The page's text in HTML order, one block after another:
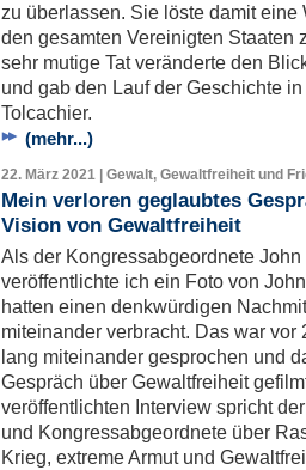
zu überlassen. Sie löste damit
den gesamten Vereinigten Staaten
sehr mutige Tat veränderte den
und gab den Lauf der Geschichte
Tolcachier.
(mehr...)
22. März 2021 | Gewalt, Gewaltfreiheit und
Mein verloren geglaubtes
Vision von Gewaltfreiheit
Als der Kongressabgeordnete
veröffentlichte ich ein Foto von
hatten einen denkwürdigen
miteinander verbracht. Das war
lang miteinander gesprochen und
Gespräch über Gewaltfreiheit
veröffentlichten Interview spricht
und Kongressabgeordnete über
Krieg, extreme Armut und